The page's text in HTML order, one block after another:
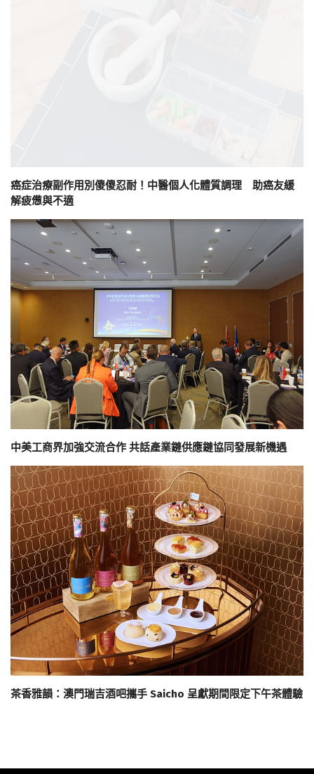
癌症治療副作用別傻傻忍耐！中醫個人化體質調理 助癌友緩
解疲憊與不適
中美工商界加強交流合作 共話產業鏈供應鏈協同發展新機遇
茶香雅韻：澳門瑞吉酒吧攜手 Saicho 呈獻期間限定下午茶體驗